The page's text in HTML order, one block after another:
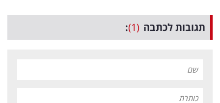
תגובות לכתבה (1)
: